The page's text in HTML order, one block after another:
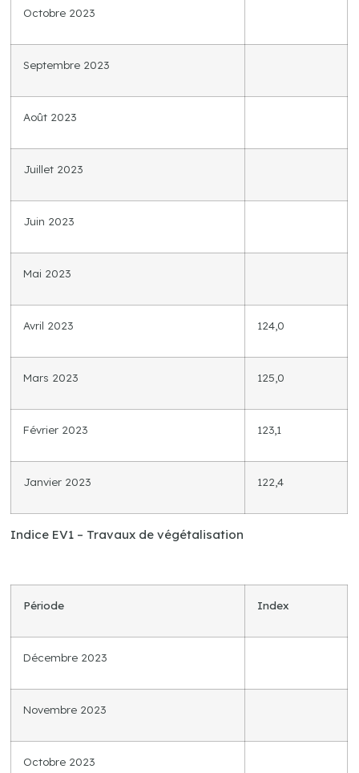
Octobre 2023
Septembre 2023
Août 2023
Juillet 2023
Juin 2023
Mai 2023
Avril 2023 124,0
Mars 2023 125,0
Février 2023 123,1
Janvier 2023 122,4
Indice EV1 – Travaux de végétalisation
Période Index
Décembre 2023
Novembre 2023
Octobre 2023